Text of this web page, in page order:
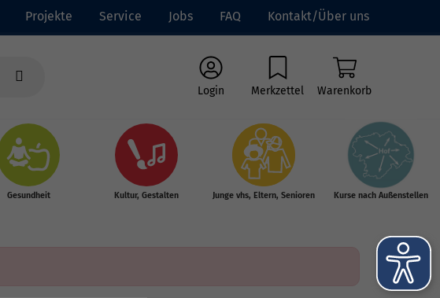
Projekte Service Jobs FAQ Kontakt/Über uns
Login Merkzettel Warenkorb
Gesundheit Kultur, Gestalten Junge vhs, Eltern, Senioren Kurse nach Außenstellen